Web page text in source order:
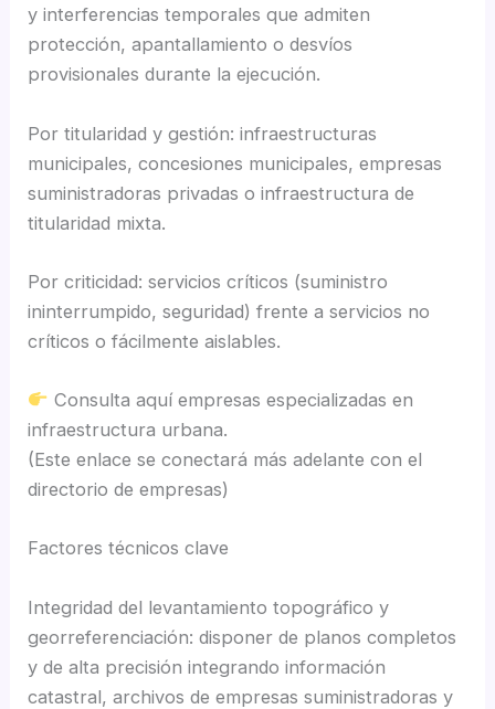
y interferencias temporales que admiten
protección, apantallamiento o desvíos
provisionales durante la ejecución.
Por titularidad y gestión: infraestructuras
municipales, concesiones municipales, empresas
suministradoras privadas o infraestructura de
titularidad mixta.
Por criticidad: servicios críticos (suministro
ininterrumpido, seguridad) frente a servicios no
críticos o fácilmente aislables.
Consulta aquí empresas especializadas en
infraestructura urbana.
(Este enlace se conectará más adelante con el
directorio de empresas)
Factores técnicos clave
Integridad del levantamiento topográfico y
georreferenciación: disponer de planos completos
y de alta precisión integrando información
catastral, archivos de empresas suministradoras y